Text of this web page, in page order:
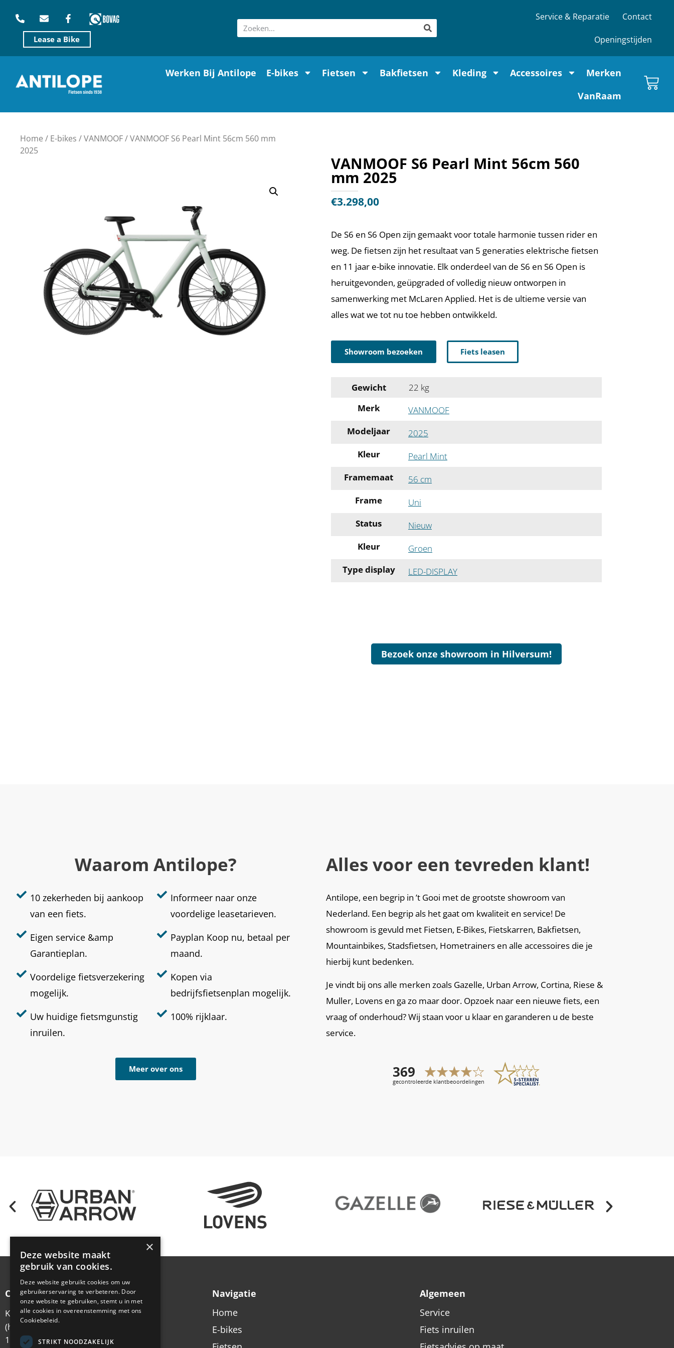
Lease a Bike
Service & Reparatie Contact
Openingstijden
Werken Bij Antilope E-bikes Fietsen Bakfietsen Kleding Accessoires
Merken
VanRaam
Home / E-bikes /VANMOOF/ VANMOOF S6 Pearl Mint 56cm 560 mm
2025
VANMOOF S6 Pearl Mint 56cm 560
mm 2025
€3.298,00
De S6 en S6 Open zijn gemaakt voor totale harmonie tussen rider en
weg. De fietsen zijn het resultaat van 5 generaties elektrische fietsen
en 11 jaar e-bike innovatie. Elk onderdeel van de S6 en S6 Open is
heruitgevonden, geüpgraded of volledig nieuw ontworpen in
samenwerking met McLaren Applied. Het is de ultieme versie van
alles wat we tot nu toe hebben ontwikkeld.
Showroom bezoeken Fiets leasen
Gewicht
22 kg
Merk
VANMOOF
Modeljaar
2025
Kleur
Pearl Mint
Framemaat
56 cm
Frame
Uni
Status
Nieuw
Kleur
Groen
Type display
LED-DISPLAY
Bezoek onze showroom in Hilversum!
Waarom Antilope?
10 zekerheden bij aankoop
van een fiets.
Eigen service &amp
Garantieplan.
Voordelige fietsverzekering
mogelijk.
Uw huidige fietsmgunstig
inruilen.
Informeer naar onze
voordelige leasetarieven.
Payplan Koop nu, betaal per
maand.
Kopen via
bedrijfsfietsenplan mogelijk.
100% rijklaar.
Meer over ons
Alles voor een tevreden klant!
Antilope, een begrip in ’t Gooi met de grootste showroom van
Nederland. Een begrip als het gaat om kwaliteit en service! De
showroom is gevuld met Fietsen, E-Bikes, Fietskarren, Bakfietsen,
Mountainbikes, Stadsfietsen, Hometrainers en alle accessoires die je
hierbij kunt bedenken.
Je vindt bij ons alle merken zoals Gazelle, Urban Arrow, Cortina, Riese &
Muller, Lovens en ga zo maar door. Opzoek naar een nieuwe fiets, een
vraag of onderhoud? Wij staan voor u klaar en garanderen u de beste
service.
Contactgegevens
Koningsstraat 6
(hoek Emmastraat)
1213 AX Hilversum
Navigatie
Home
E-bikes
Algemeen
Service
Fiets inruilen
×
Deze website maakt
gebruik van cookies.
Deze website gebruikt cookies om uw
gebruikerservaring te verbeteren. Door
onze website te gebruiken, stemt u in met
alle cookies in overeenstemming met ons
Cookiebeleid.
STRIKT NOODZAKELIJK